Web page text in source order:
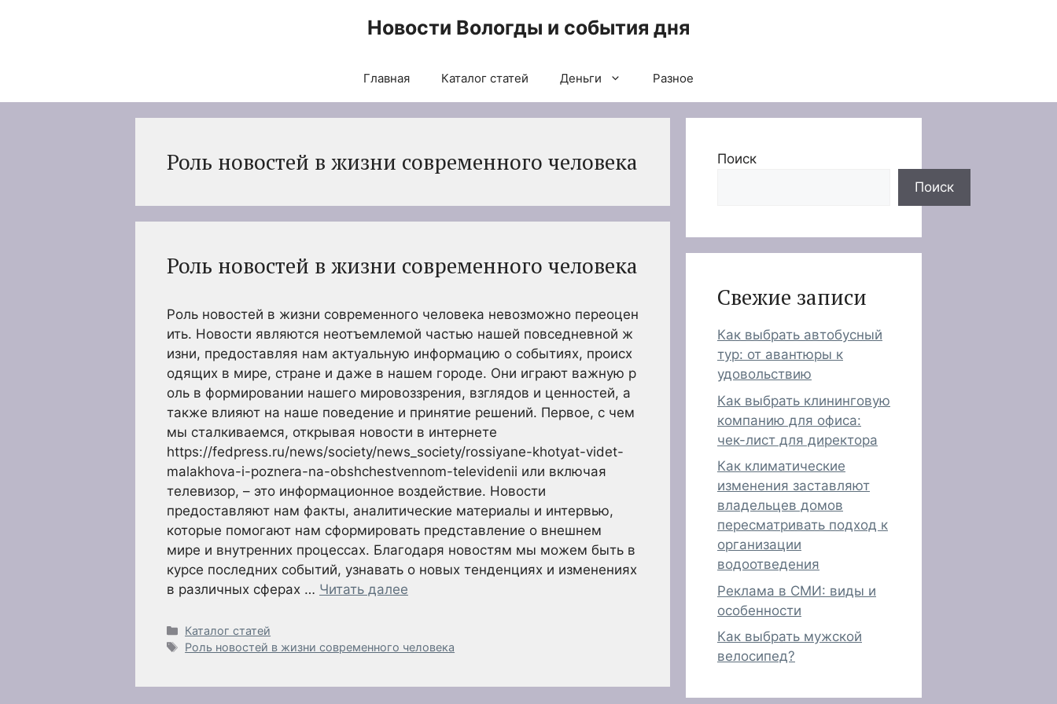
Новости Вологды и события дня
Главная Каталог статей Деньги Разное
Роль новостей в жизни современного человека
Роль новостей в жизни современного человека
Роль новостей в жизни современного человека невозможно переоцен
ить. Новости являются неотъемлемой частью нашей повседневной ж
изни, предоставляя нам актуальную информацию о событиях, происх
одящих в мире, стране и даже в нашем городе. Они играют важную р
оль в формировании нашего мировоззрения, взглядов и ценностей, а
также влияют на наше поведение и принятие решений. Первое, с чем
мы сталкиваемся, открывая новости в интернете
https://fedpress.ru/news/society/news_society/rossiyane-khotyat-videt-
malakhova-i-poznera-na-obshchestvennom-televidenii или включая
телевизор, – это информационное воздействие. Новости
предоставляют нам факты, аналитические материалы и интервью,
которые помогают нам сформировать представление о внешнем
мире и внутренних процессах. Благодаря новостям мы можем быть в
курсе последних событий, узнавать о новых тенденциях и изменениях
в различных сферах … Читать далее
Рубрики
Каталог статей
Метки
Роль новостей в жизни современного человека
Поиск
Поиск
Свежие записи
Как выбрать автобусный
тур: от авантюры к
удовольствию
Как выбрать клининговую
компанию для офиса:
чек-лист для директора
Как климатические
изменения заставляют
владельцев домов
пересматривать подход к
организации
водоотведения
Реклама в СМИ: виды и
особенности
Как выбрать мужской
велосипед?